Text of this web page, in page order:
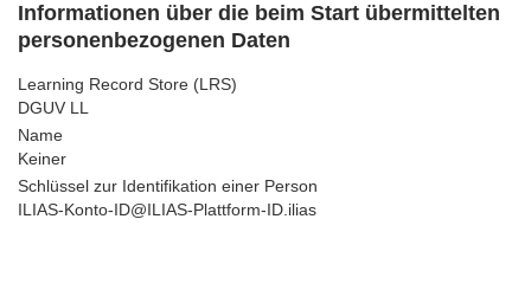
Informationen über die beim Start übermittelten
personenbezogenen Daten
Learning Record Store (LRS)
DGUV LL
Name
Keiner
Schlüssel zur Identifikation einer Person
ILIAS-Konto-ID@ILIAS-Plattform-ID.ilias